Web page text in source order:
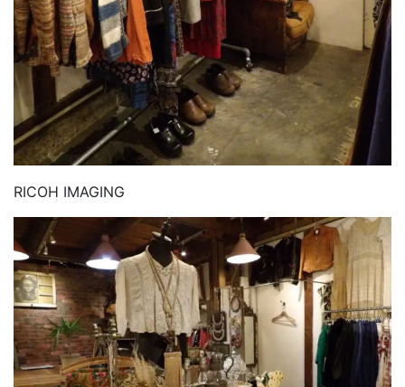
RICOH IMAGING